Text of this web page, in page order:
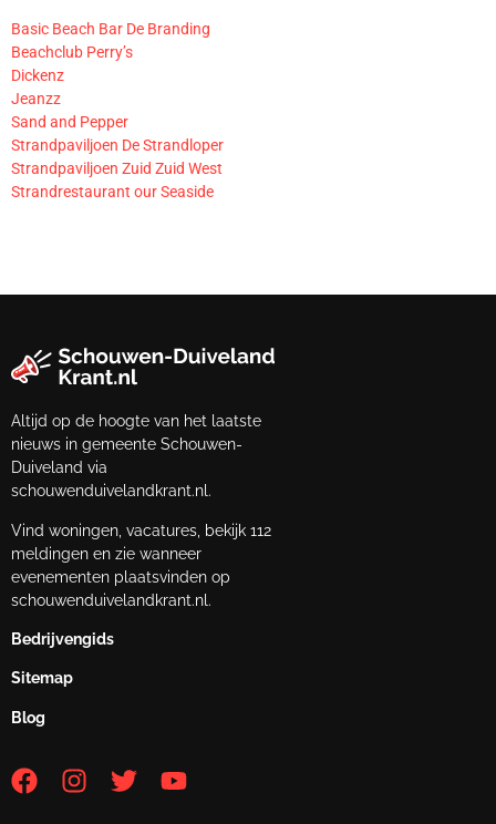
Basic Beach Bar De Branding
Beachclub Perry’s
Dickenz
Jeanzz
Sand and Pepper
Strandpaviljoen De Strandloper
Strandpaviljoen Zuid Zuid West
Strandrestaurant our Seaside
Altijd op de hoogte van het laatste
nieuws in gemeente Schouwen-
Duiveland via
schouwenduivelandkrant.nl.
Vind woningen, vacatures, bekijk 112
meldingen en zie wanneer
evenementen plaatsvinden op
schouwenduivelandkrant.nl.
Bedrijvengids
Sitemap
Blog